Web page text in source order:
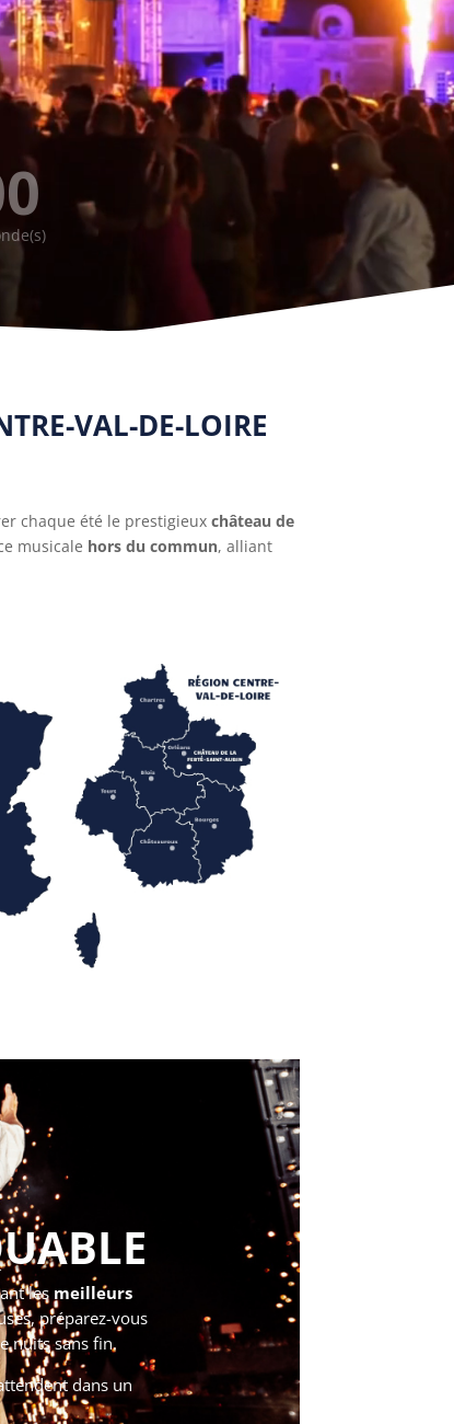
VAL-DE-LOIRE
chaque été le prestigieux château de
musicale hors du commun, alliant
les meilleurs
préparez-vous
nuits sans fin.
dans un